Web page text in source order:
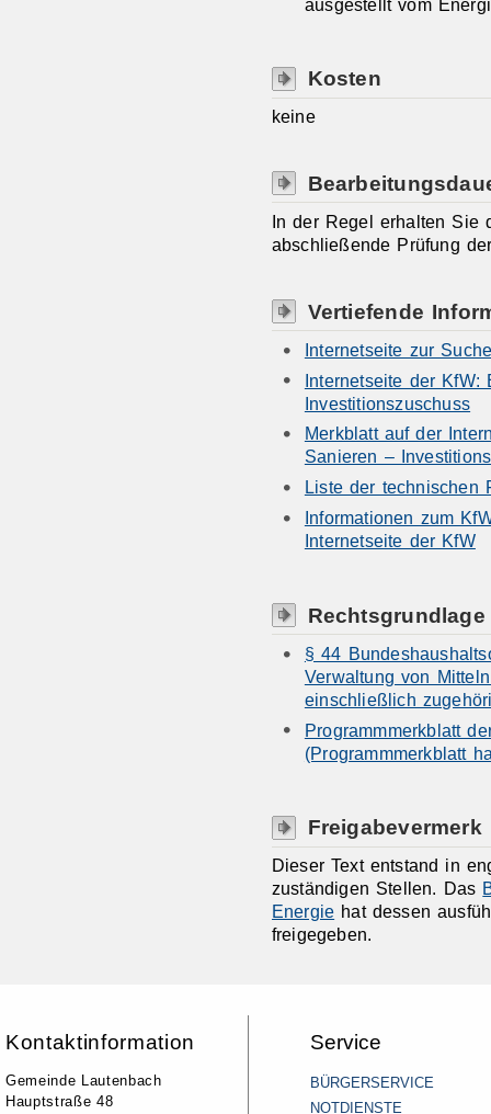
Kosten
keine
In der Regel erhalten Sie
abschließende Prüfung
Vertiefende
Internetseite zur
Internetseite der KfW:
Investitionszuschuss
Merkblatt auf der
Sanieren –
Liste der technischen
Informationen zum
Internetseite der KfW
Rechtsgrundlage
§ 44
Verwaltung von
einschließlich
Programmmerkblatt
(Programmmerkblatt
Freigabevermerk
Dieser Text entstand in
zuständigen Stellen. Das
Energie hat dessen
freigegeben.
Kontaktinformation
Gemeinde Lautenbach
Hauptstraße 48
Service
BÜRGERSERVICE
NOTDIENSTE